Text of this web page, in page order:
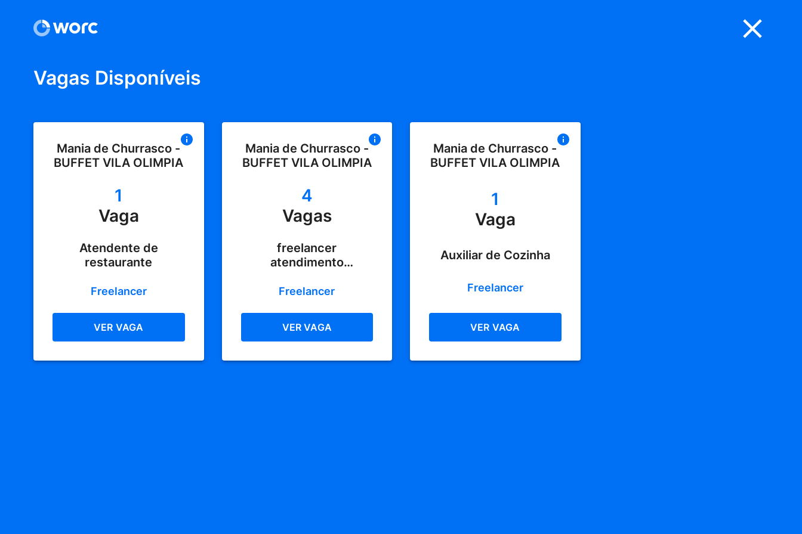
Vagas Disponíveis
Mania de Churrasco -
BUFFET VILA OLIMPIA
1
Vaga
Atendente de
restaurante
Freelancer
VER VAGA
Mania de Churrasco -
BUFFET VILA OLIMPIA
4
Vagas
freelancer
atendimento
Freelancer
VER VAGA
Mania de Churrasco -
BUFFET VILA OLIMPIA
1
Vaga
Auxiliar de Cozinha
Freelancer
VER VAGA